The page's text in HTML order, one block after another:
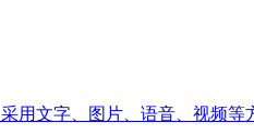
用文字、图片、语音、视频